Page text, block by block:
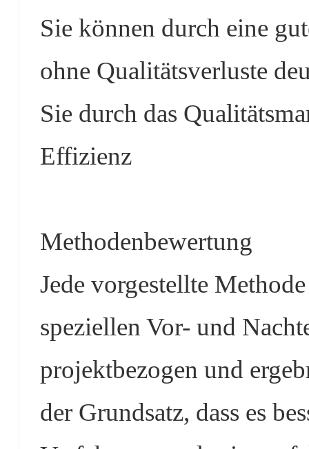
Sie können durch eine
ohne Qualitätsverluste
Sie durch das
Effizienz
Methodenbewertung
Jede vorgestellte
speziellen Vor- und
projektbezogen und
der Grundsatz, dass es